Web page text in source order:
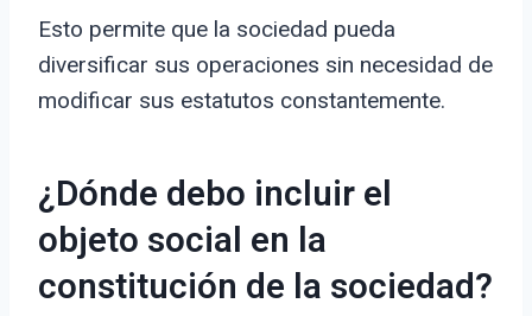
Esto permite que la sociedad pueda
diversificar sus operaciones sin necesidad de
modificar sus estatutos constantemente.
¿Dónde debo incluir el
objeto social en la
constitución de la sociedad?